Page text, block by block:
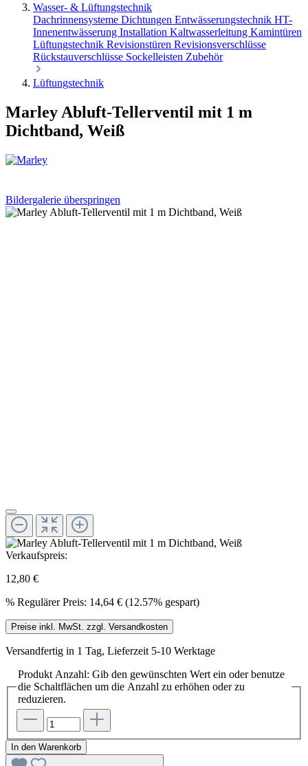
Wasser- & Lüftungstechnik
Dachrinnensysteme Dichtungen Entwässerungstechnik HT-
Innenentwässerung Installation Kaltwasserleitung Kamintüren
Lüftungstechnik Revisionstüren Revisionsverschlüsse
Rückstauverschlüsse Sockelleisten Zubehör
Lüftungstechnik
Marley Abluft-Tellerventil mit 1 m
Dichtband, Weiß
Bildergalerie überspringen
Verkaufspreis:
12,80 €
% Regulärer Preis: 14,64 € (12.57% gespart)
Preise inkl. MwSt. zzgl. Versandkosten
Versandfertig in 1 Tag, Lieferzeit 5-10 Werktage
Produkt Anzahl: Gib den gewünschten Wert ein oder benutze
die Schaltflächen um die Anzahl zu erhöhen oder zu
reduzieren.
In den Warenkorb